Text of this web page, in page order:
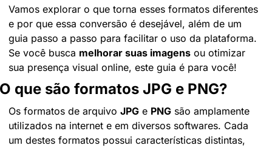
Vamos explorar o que torna esses formatos diferentes
e por que essa conversão é desejável, além de um
guia passo a passo para facilitar o uso da plataforma.
Se você busca melhorar suas imagens ou otimizar
sua presença visual online, este guia é para você!
O que são formatos JPG e PNG?
Os formatos de arquivo JPG e PNG são amplamente
utilizados na internet e em diversos softwares. Cada
um destes formatos possui características distintas,